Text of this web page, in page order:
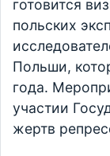
готовится
польских
Польши,
года.
участии
жертв